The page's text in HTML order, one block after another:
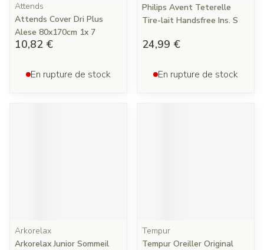
Attends
Attends Cover Dri Plus
Alese 80x170cm 1x 7
10,82 €
En rupture de stock
Philips Avent Teterelle
Tire-lait Handsfree Ins. S
24,99 €
En rupture de stock
Arkorelax
Arkorelax Junior Sommeil
Tempur
Tempur Oreiller Original